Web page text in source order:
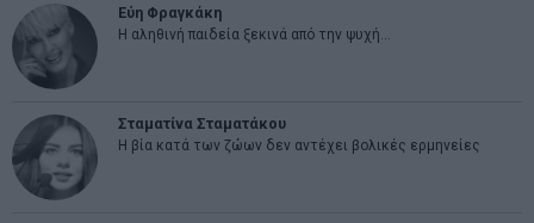
Εύη Φραγκάκη
Η αληθινή παιδεία ξεκινά από την ψυχή…
Σταματίνα Σταματάκου
Η βία κατά των ζώων δεν αντέχει βολικές ερμηνείες